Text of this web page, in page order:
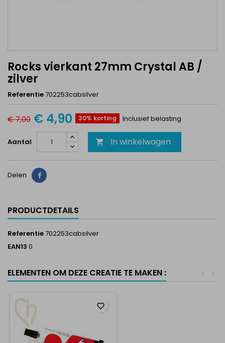
Rocks vierkant 27mm Crystal AB /
zilver
Referentie702253cabsilver
€ 7,00 € 4,90 30% korting Inclusief belasting
Aantal  In winkelwagen
Delen Delen
PRODUCTDETAILS
Referentie702253cabsilver
EAN13 0
ELEMENTEN OM DEZE CREATIE TE MAKEN : >
<
favorite_border